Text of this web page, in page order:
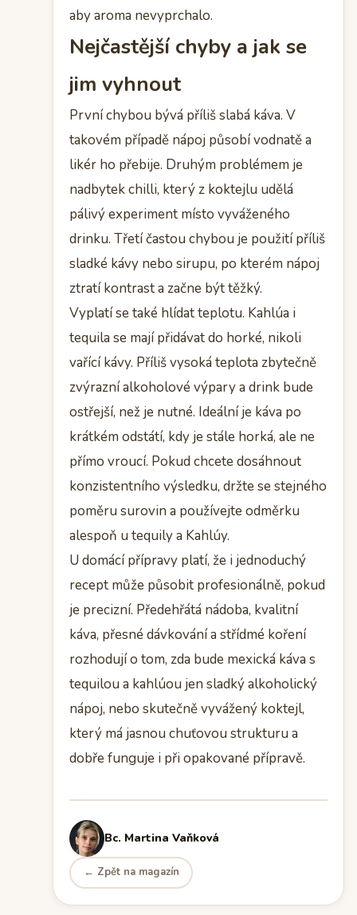
aby aroma nevyprchalo.
Nejčastější chyby a jak se
jim vyhnout
První chybou bývá příliš slabá káva. V
takovém případě nápoj působí vodnatě a
likér ho přebije. Druhým problémem je
nadbytek chilli, který z koktejlu udělá
pálivý experiment místo vyváženého
drinku. Třetí častou chybou je použití příliš
sladké kávy nebo sirupu, po kterém nápoj
ztratí kontrast a začne být těžký.
Vyplatí se také hlídat teplotu. Kahlúa i
tequila se mají přidávat do horké, nikoli
vařící kávy. Příliš vysoká teplota zbytečně
zvýrazní alkoholové výpary a drink bude
ostřejší, než je nutné. Ideální je káva po
krátkém odstátí, kdy je stále horká, ale ne
přímo vroucí. Pokud chcete dosáhnout
konzistentního výsledku, držte se stejného
poměru surovin a používejte odměrku
alespoň u tequily a Kahlúy.
U domácí přípravy platí, že i jednoduchý
recept může působit profesionálně, pokud
je precizní. Předehřátá nádoba, kvalitní
káva, přesné dávkování a střídmé koření
rozhodují o tom, zda bude mexická káva s
tequilou a kahlúou jen sladký alkoholický
nápoj, nebo skutečně vyvážený koktejl,
který má jasnou chuťovou strukturu a
dobře funguje i při opakované přípravě.
Bc. Martina Vaňková
← Zpět na magazín